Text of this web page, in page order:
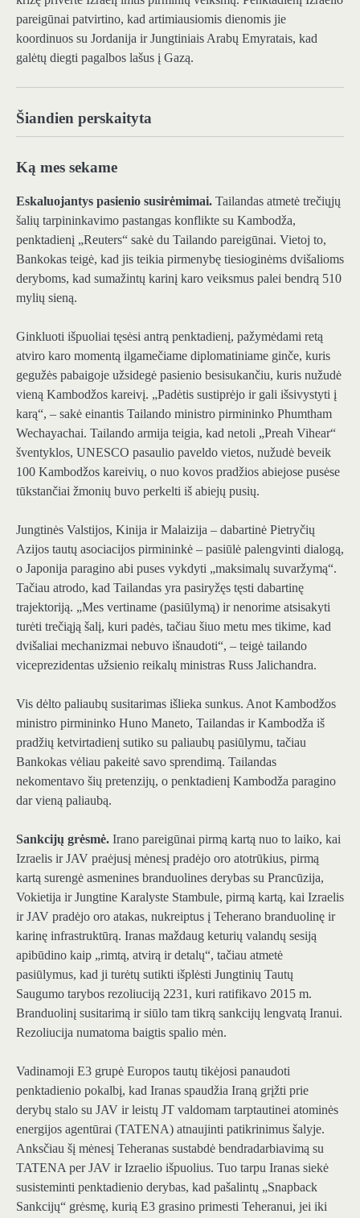
pareigūnai patvirtino, kad artimiausiomis dienomis jie
koordinuos su Jordanija ir Jungtiniais Arabų Emyratais, kad
galėtų diegti pagalbos lašus į Gazą.
Šiandien perskaityta
Ką mes sekame
Eskaluojantys pasienio susirėmimai. Tailandas atmetė trečiųjų
šalių tarpininkavimo pastangas konflikte su Kambodža,
penktadienį „Reuters“ sakė du Tailando pareigūnai. Vietoj to,
Bankokas teigė, kad jis teikia pirmenybę tiesioginėms dvišalioms
deryboms, kad sumažintų karinį karo veiksmus palei bendrą 510
mylių sieną.
Ginkluoti išpuoliai tęsėsi antrą penktadienį, pažymėdami retą
atviro karo momentą ilgamečiame diplomatiniame ginče, kuris
gegužės pabaigoje užsidegė pasienio besisukančiu, kuris nužudė
vieną Kambodžos kareivį. „Padėtis sustiprėjo ir gali išsivystyti į
karą“, – sakė einantis Tailando ministro pirmininko Phumtham
Wechayachai. Tailando armija teigia, kad netoli „Preah Vihear“
šventyklos, UNESCO pasaulio paveldo vietos, nužudė beveik
100 Kambodžos kareivių, o nuo kovos pradžios abiejose pusėse
tūkstančiai žmonių buvo perkelti iš abiejų pusių.
Jungtinės Valstijos, Kinija ir Malaizija – dabartinė Pietryčių
Azijos tautų asociacijos pirmininkė – pasiūlė palengvinti dialogą,
o Japonija paragino abi puses vykdyti „maksimalų suvaržymą“.
Tačiau atrodo, kad Tailandas yra pasiryžęs tęsti dabartinę
trajektoriją. „Mes vertiname (pasiūlymą) ir nenorime atsisakyti
turėti trečiąją šalį, kuri padės, tačiau šiuo metu mes tikime, kad
dvišaliai mechanizmai nebuvo išnaudoti“, – teigė tailando
viceprezidentas užsienio reikalų ministras Russ Jalichandra.
Vis dėlto paliaubų susitarimas išlieka sunkus. Anot Kambodžos
ministro pirmininko Huno Maneto, Tailandas ir Kambodža iš
pradžių ketvirtadienį sutiko su paliaubų pasiūlymu, tačiau
Bankokas vėliau pakeitė savo sprendimą. Tailandas
nekomentavo šių pretenzijų, o penktadienį Kambodža paragino
dar vieną paliaubą.
Sankcijų grėsmė. Irano pareigūnai pirmą kartą nuo to laiko, kai
Izraelis ir JAV praėjusį mėnesį pradėjo oro atotrūkius, pirmą
kartą surengė asmenines branduolines derybas su Prancūzija,
Vokietija ir Jungtine Karalyste Stambule, pirmą kartą, kai Izraelis
ir JAV pradėjo oro atakas, nukreiptus į Teherano branduolinę ir
karinę infrastruktūrą. Iranas maždaug keturių valandų sesiją
apibūdino kaip „rimtą, atvirą ir detalų“, tačiau atmetė
pasiūlymus, kad ji turėtų sutikti išplėsti Jungtinių Tautų
Saugumo tarybos rezoliuciją 2231, kuri ratifikavo 2015 m.
Branduolinį susitarimą ir siūlo tam tikrą sankcijų lengvatą Iranui.
Rezoliucija numatoma baigtis spalio mėn.
Vadinamoji E3 grupė Europos tautų tikėjosi panaudoti
penktadienio pokalbį, kad Iranas spaudžia Iraną grįžti prie
derybų stalo su JAV ir leistų JT valdomam tarptautinei atominės
energijos agentūrai (TATENA) atnaujinti patikrinimus šalyje.
Anksčiau šį mėnesį Teheranas sustabdė bendradarbiavimą su
TATENA per JAV ir Izraelio išpuolius. Tuo tarpu Iranas siekė
susisteminti penktadienio derybas, kad pašalintų „Snapback
Sankcijų“ grėsmę, kurią E3 grasino primesti Teheranui, jei iki